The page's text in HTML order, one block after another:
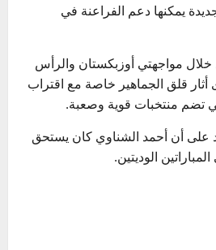
يمكنها دعم الفراعنة في
خلال مواجهتي أوزبكستان والرأس
أثار قلق الجماهير خاصة مع اقتراب
تضم منتخبات قوية وصعبة.
على أن أحمد الشناوي كان يستحق
الوديتين.